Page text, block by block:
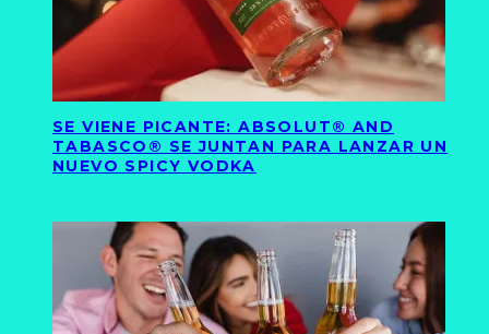
SE VIENE PICANTE: ABSOLUT® AND
TABASCO® SE JUNTAN PARA LANZAR UN
NUEVO SPICY VODKA